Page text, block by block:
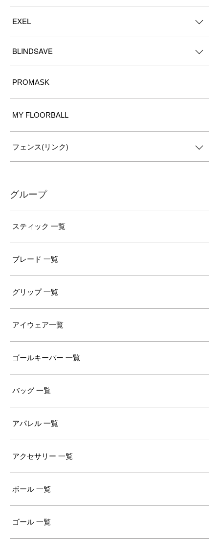
EXEL
BLINDSAVE
PROMASK
MY FLOORBALL
フェンス(リンク)
グループ
スティック 一覧
ブレード 一覧
グリップ 一覧
アイウェア一覧
ゴールキーパー 一覧
バッグ 一覧
アパレル 一覧
アクセサリー 一覧
ボール 一覧
ゴール 一覧